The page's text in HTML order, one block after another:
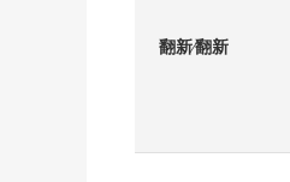
翻新⁄翻新